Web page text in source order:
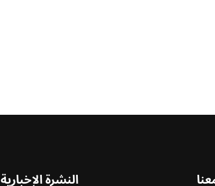
النشرة الإخبارية